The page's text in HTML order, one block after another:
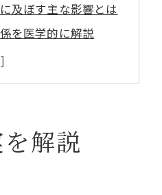
及ぼす主な影響とは
を医学的に解説
機能低下の理由
しやすい仕組み
目しよう
な共通点を発見
解説